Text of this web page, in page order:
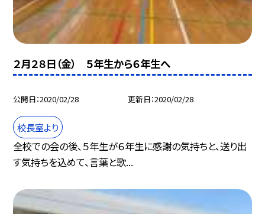
２月２８日（金） ５年生から６年生へ
公開日 2020/02/28 更新日 2020/02/28
校長室より
全校での会の後、５年生が６年生に感謝の気持ちと、送り出
す気持ちを込めて、言葉と歌...